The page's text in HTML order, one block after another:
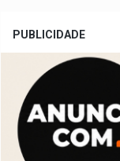
p
p
o
k
PUBLICIDADE